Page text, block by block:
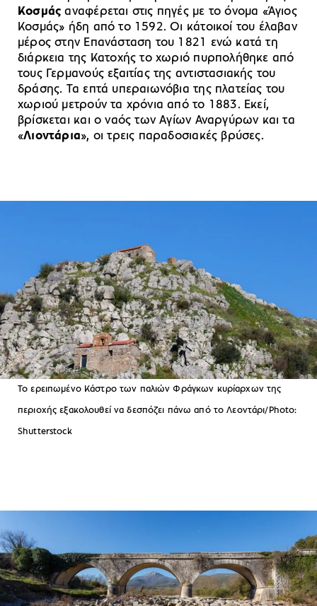
Κοσμάς αναφέρεται στις πηγές με το όνομα «Άγιος
Κοσμάς» ήδη από το 1592. Οι κάτοικοί του έλαβαν
μέρος στην Επανάσταση του 1821 ενώ κατά τη
διάρκεια της Κατοχής το χωριό πυρπολήθηκε από
τους Γερμανούς εξαιτίας της αντιστασιακής του
δράσης. Τα επτά υπεραιωνόβια της πλατείας του
χωριού μετρούν τα χρόνια από το 1883. Εκεί,
βρίσκεται και ο ναός των Αγίων Αναργύρων και τα
«Λιοντάρια», οι τρεις παραδοσιακές βρύσες.
Το ερειπωμένο Κάστρο των παλιών Φράγκων κυρίαρχων της
περιοχής εξακολουθεί να δεσπόζει πάνω από το Λεοντάρι/Photo:
Shutterstock